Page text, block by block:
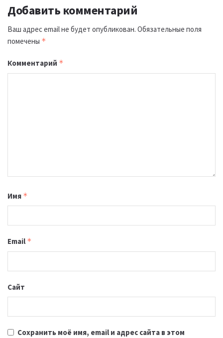
Добавить комментарий
Ваш адрес email не будет опубликован. Обязательные поля
помечены *
Комментарий *
Имя *
Email *
Сайт
Сохранить моё имя, email и адрес сайта в этом